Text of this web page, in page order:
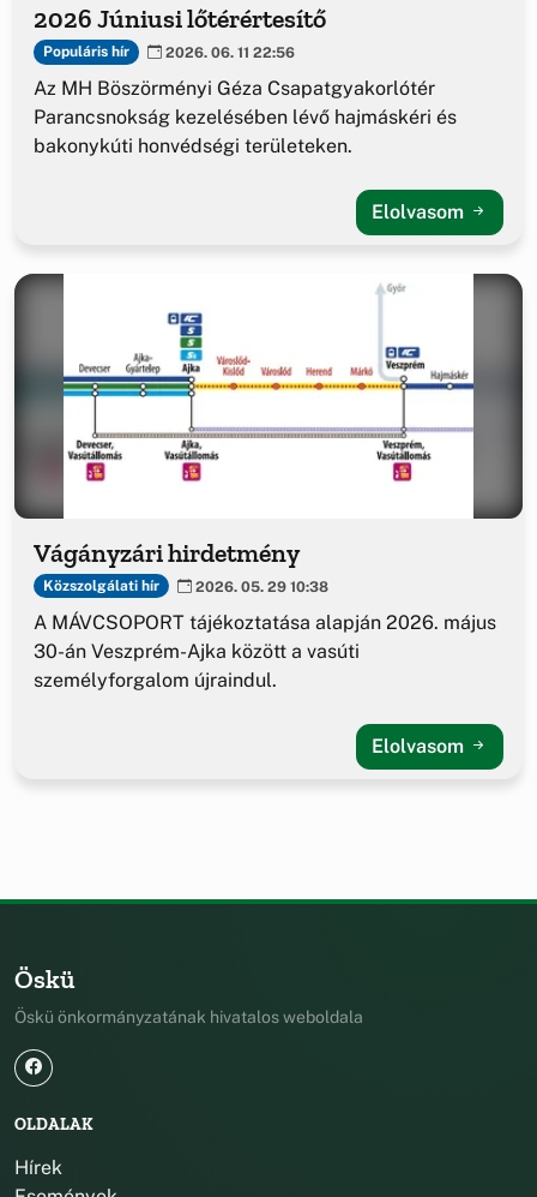
2026 Júniusi lőtérértesítő
Populáris hír 2026. 06. 11 22:56
Az MH Böszörményi Géza Csapatgyakorlótér
Parancsnokság kezelésében lévő hajmáskéri és
bakonykúti honvédségi területeken.
Elolvasom
Vágányzári hirdetmény
Közszolgálati hír 2026. 05. 29 10:38
A MÁVCSOPORT tájékoztatása alapján 2026. május
30-án Veszprém-Ajka között a vasúti
személyforgalom újraindul.
Elolvasom
Öskü
Öskü önkormányzatának hivatalos weboldala
OLDALAK
Hírek